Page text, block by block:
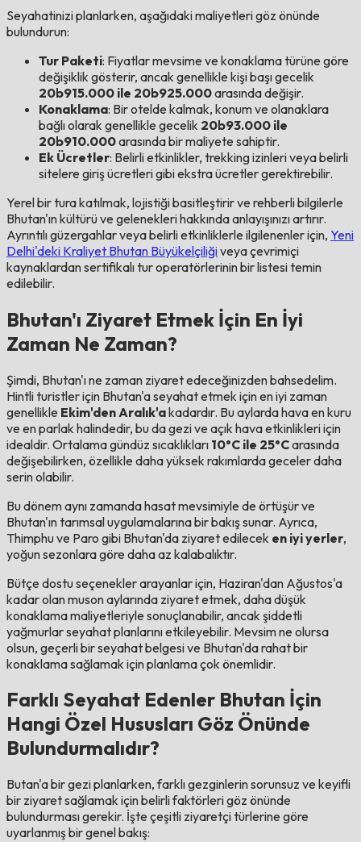
Seyahatinizi planlarken, aşağıdaki maliyetleri göz önünde
bulundurun:
Tur Paketi: Fiyatlar mevsime ve konaklama türüne göre
değişiklik gösterir, ancak genellikle kişi başı gecelik
20b915.000 ile 20b925.000arasında değişir.
Konaklama: Bir otelde kalmak, konum ve olanaklara
bağlı olarak genellikle gecelik 20b93.000 ile
20b910.000arasında bir maliyete sahiptir.
Ek Ücretler: Belirli etkinlikler, trekking izinleri veya belirli
sitelere giriş ücretleri gibi ekstra ücretler gerektirebilir.
Yerel bir tura katılmak, lojistiği basitleştirir ve rehberli bilgilerle
Bhutan'ın kültürü ve gelenekleri hakkında anlayışınızı artırır.
Ayrıntılı güzergahlar veya belirli etkinliklerle ilgilenenler için, Yeni
Delhi'deki Kraliyet Bhutan Büyükelçiliğiveya çevrimiçi
kaynaklardan sertifikalı tur operatörlerinin bir listesi temin
edilebilir.
Bhutan'ı Ziyaret Etmek İçin En İyi
Zaman Ne Zaman?
Şimdi, Bhutan'ı ne zaman ziyaret edeceğinizden bahsedelim.
Hintli turistler için Bhutan'a seyahat etmek için en iyi zaman
genellikle Ekim'den Aralık'akadardır. Bu aylarda hava en kuru
ve en parlak halindedir, bu da gezi ve açık hava etkinlikleri için
idealdir. Ortalama gündüz sıcaklıkları 10°C ile 25°Carasında
değişebilirken, özellikle daha yüksek rakımlarda geceler daha
serin olabilir.
Bu dönem aynı zamanda hasat mevsimiyle de örtüşür ve
Bhutan'ın tarımsal uygulamalarına bir bakış sunar. Ayrıca,
Thimphu ve Paro gibi Bhutan'da ziyaret edilecek en iyi yerler,
yoğun sezonlara göre daha az kalabalıktır.
Bütçe dostu seçenekler arayanlar için, Haziran'dan Ağustos'a
kadar olan muson aylarında ziyaret etmek, daha düşük
konaklama maliyetleriyle sonuçlanabilir, ancak şiddetli
yağmurlar seyahat planlarını etkileyebilir. Mevsim ne olursa
olsun, geçerli bir seyahat belgesi ve Bhutan'da rahat bir
konaklama sağlamak için planlama çok önemlidir.
Farklı Seyahat Edenler Bhutan İçin
Hangi Özel Hususları Göz Önünde
Bulundurmalıdır?
Butan'a bir gezi planlarken, farklı gezginlerin sorunsuz ve keyifli
bir ziyaret sağlamak için belirli faktörleri göz önünde
bulundurması gerekir. İşte çeşitli ziyaretçi türlerine göre
uyarlanmış bir genel bakış: